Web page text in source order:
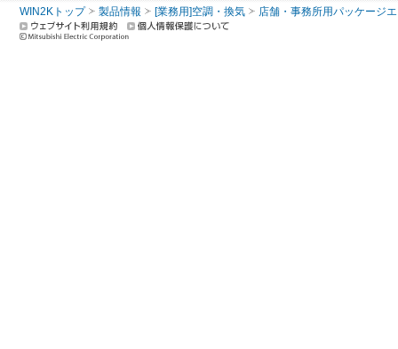
WIN2Kトップ 製品情報 [業務用]空調・換気 店舗・事務所用パッケージ